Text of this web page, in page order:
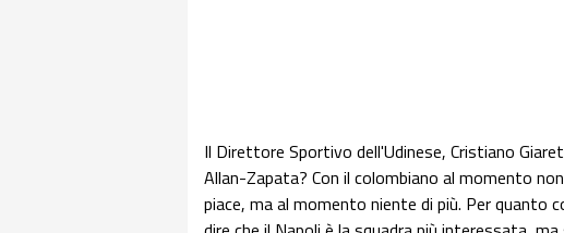
Il Direttore Sportivo dell'Udinese, Cristiano
Allan-Zapata? Con il colombiano al momento
piace, ma al momento niente di più. Per quanto